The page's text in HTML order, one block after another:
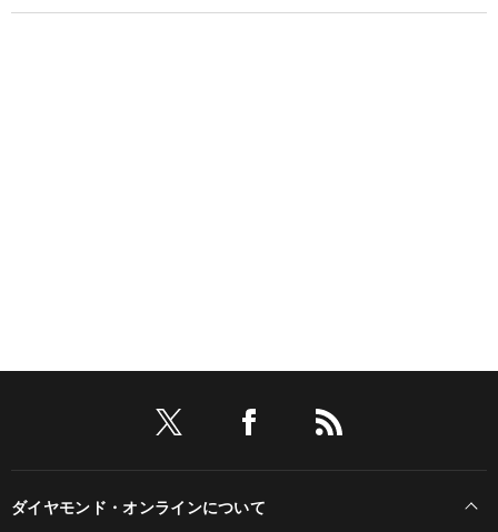
ダイヤモンド・オンラインについて